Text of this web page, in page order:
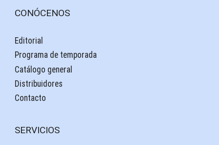
CONÓCENOS
Editorial
Programa de temporada
Catálogo general
Distribuidores
Contacto
SERVICIOS